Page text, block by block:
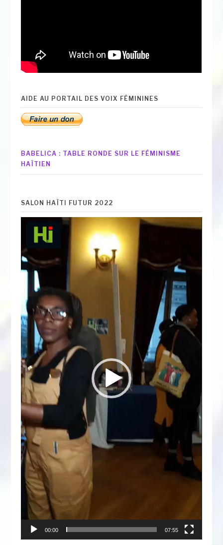
AIDE AU PORTAIL DES VOIX FÉMININES
BABELICA : TABLE RONDE SUR LE FÉMINISME
HAÏTIEN
SALON HAÏTI FUTUR 2022
00:00 07:55